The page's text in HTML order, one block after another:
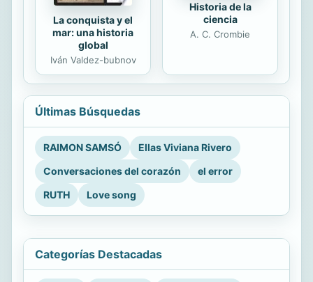
La conquista y el
mar: una historia
global
Iván Valdez-bubnov
Historia de la
ciencia
A. C. Crombie
Últimas Búsquedas
RAIMON SAMSÓ
Ellas Viviana Rivero
Conversaciones del corazón
el error
RUTH
Love song
Categorías Destacadas